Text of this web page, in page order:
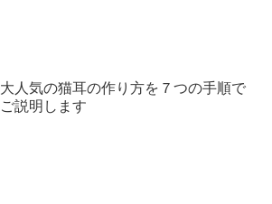
大人気の猫耳の作り方を７つの手順で
ご説明します